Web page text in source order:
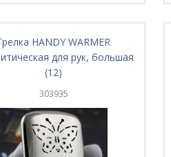
HANDY WARMER
для рук, большая
(12)
303935